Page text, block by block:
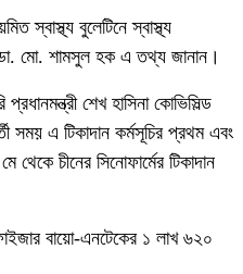
স্বাস্থ্য বুলেটিনে স্বাস্থ্য
মো. শামসুল হক এ তথ্য জানান।
শেখ হাসিনা কোভিসিল্ড
সময় এ টিকাদান কর্মসূচির প্রথম এবং
চীনের সিনোফার্মের টিকাদান
বায়ো-এনটেকের ১ লাখ ৬২০